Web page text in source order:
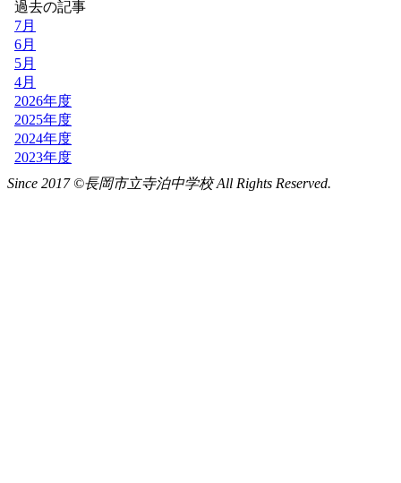
Since 2017 ©長岡市立寺泊中学校 All Rights Reserved.